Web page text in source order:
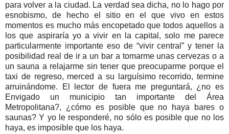
para volver a la ciudad. La verdad sea dicha, no lo hago por
esnobismo, de hecho el sitio en el que vivo en estos
momentos es mucho más encopetado que todos aquellos a
los que aspiraría yo a vivir en la capital, solo me parece
particularmente importante eso de “vivir central” y tener la
posibilidad real de ir a un bar a tomarme unas cervezas o a
un sauna a relajarme sin tener que preocuparme porque el
taxi de regreso, merced a su larguísimo recorrido, termine
arruinándome. El lector de fuera me preguntará, ¿no es
Envigado un municipio tan importante del Área
Metropolitana?, ¿cómo es posible que no haya bares o
saunas? Y yo le responderé, no sólo es posible que no los
haya, es imposible que los haya.